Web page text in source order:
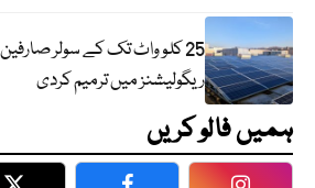
25 کلو واٹ تک کے سولر
ریگولیشنز میں ترمیم کردی
ہمیں فالو کریں